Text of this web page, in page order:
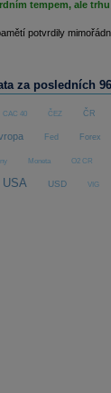
tempem, ale
potvrdily
za posledních
CAC 40 ČEZ ČR
Fed Forex
Moneta O2 CR
USA USD VIG